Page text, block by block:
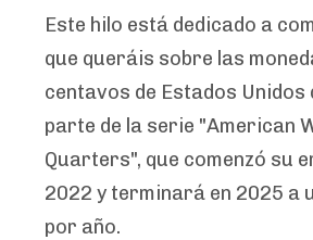
Este hilo está dedicado a
que queráis sobre las
centavos de Estados Unidos
parte de la serie "American
Quarters", que comenzó su
2022 y terminará en 2025 a
por año.